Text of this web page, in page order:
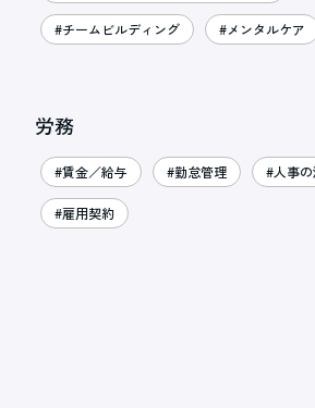
#チームビルディング #メンタルケア
労務
#賃金／給与 #勤怠管理 #人事
#雇用契約